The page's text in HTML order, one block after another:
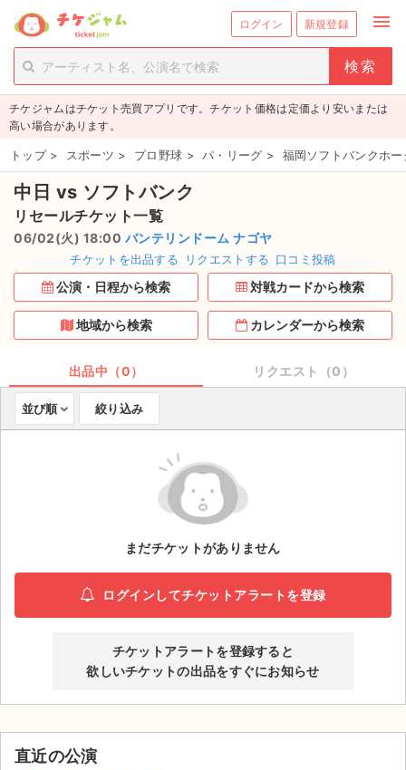
ログイン 新規登録 menu
person_add 新規会員登録
チケットを探す
新着チケット
値下げしたチケット
都道府県からチケットを探す
もうすぐ開催のチケット
チケットのリクエスト一覧
ライブ・コンサート（国内）
演劇・ミュージカル
ご利用ガイド
よくある質問
チケジャムはチケット売買アプリです。チケット価格は定価より安いまたは
高い場合があります。
トップ > スポーツ > プロ野球 > パ・リーグ > 福岡ソフトバンクホ
中日 vs ソフトバンク
リセールチケット一覧
06/02(火) 18:00 バンテリンドーム ナゴヤ
チケットを出品する リクエストする 口コミ投稿
公演・日程から検索 対戦カードから検索
地域から検索 カレンダーから検索
出品中（0） リクエスト（0）
並び順 絞り込み
まだチケットがありません
ログインしてチケットアラートを登録
チケットアラートを登録すると
欲しいチケットの出品をすぐにお知らせ
直近の公演